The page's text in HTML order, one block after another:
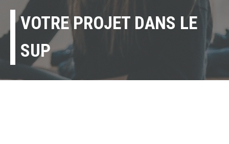
VOTRE PROJET DANS LE
SUP